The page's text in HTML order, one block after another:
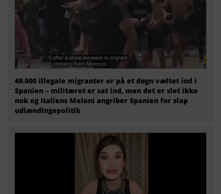
49.000 illegale migranter er på et døgn væltet ind i
Spanien – militæret er sat ind, men det er slet ikke
nok og Italiens Meloni angriber Spanien for slap
udlændingepolitik